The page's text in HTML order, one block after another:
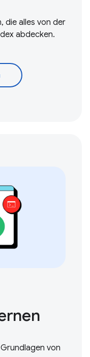
die alles von der
abdecken.
von